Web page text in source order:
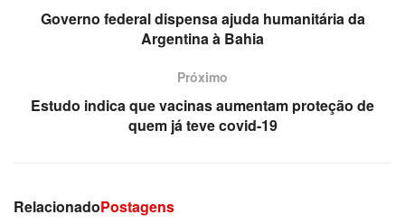
Governo federal dispensa ajuda humanitária da
Argentina à Bahia
Próximo
Estudo indica que vacinas aumentam proteção de
quem já teve covid-19
RelacionadoPostagens